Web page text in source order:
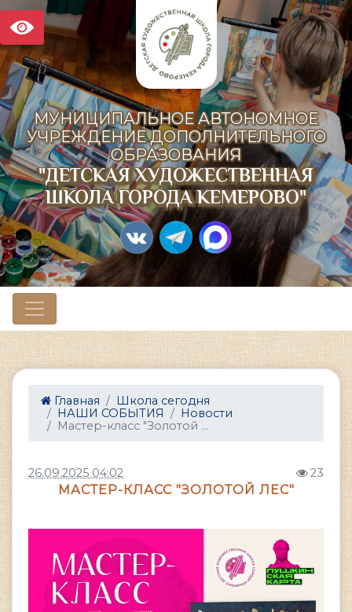
МУНИЦИПАЛЬНОЕ АВТОНОМНОЕ
УЧРЕЖДЕНИЕ ДОПОЛНИТЕЛЬНОГО
ОБРАЗОВАНИЯ
"ДЕТСКАЯ ХУДОЖЕСТВЕННАЯ
ШКОЛА ГОРОДА КЕМЕРОВО"
Главная
Школа сегодня
НАШИ СОБЫТИЯ
Новости
Мастер-класс "Золотой ...
26.09.2025 04:02 23
МАСТЕР-КЛАСС "ЗОЛОТОЙ ЛЕС"